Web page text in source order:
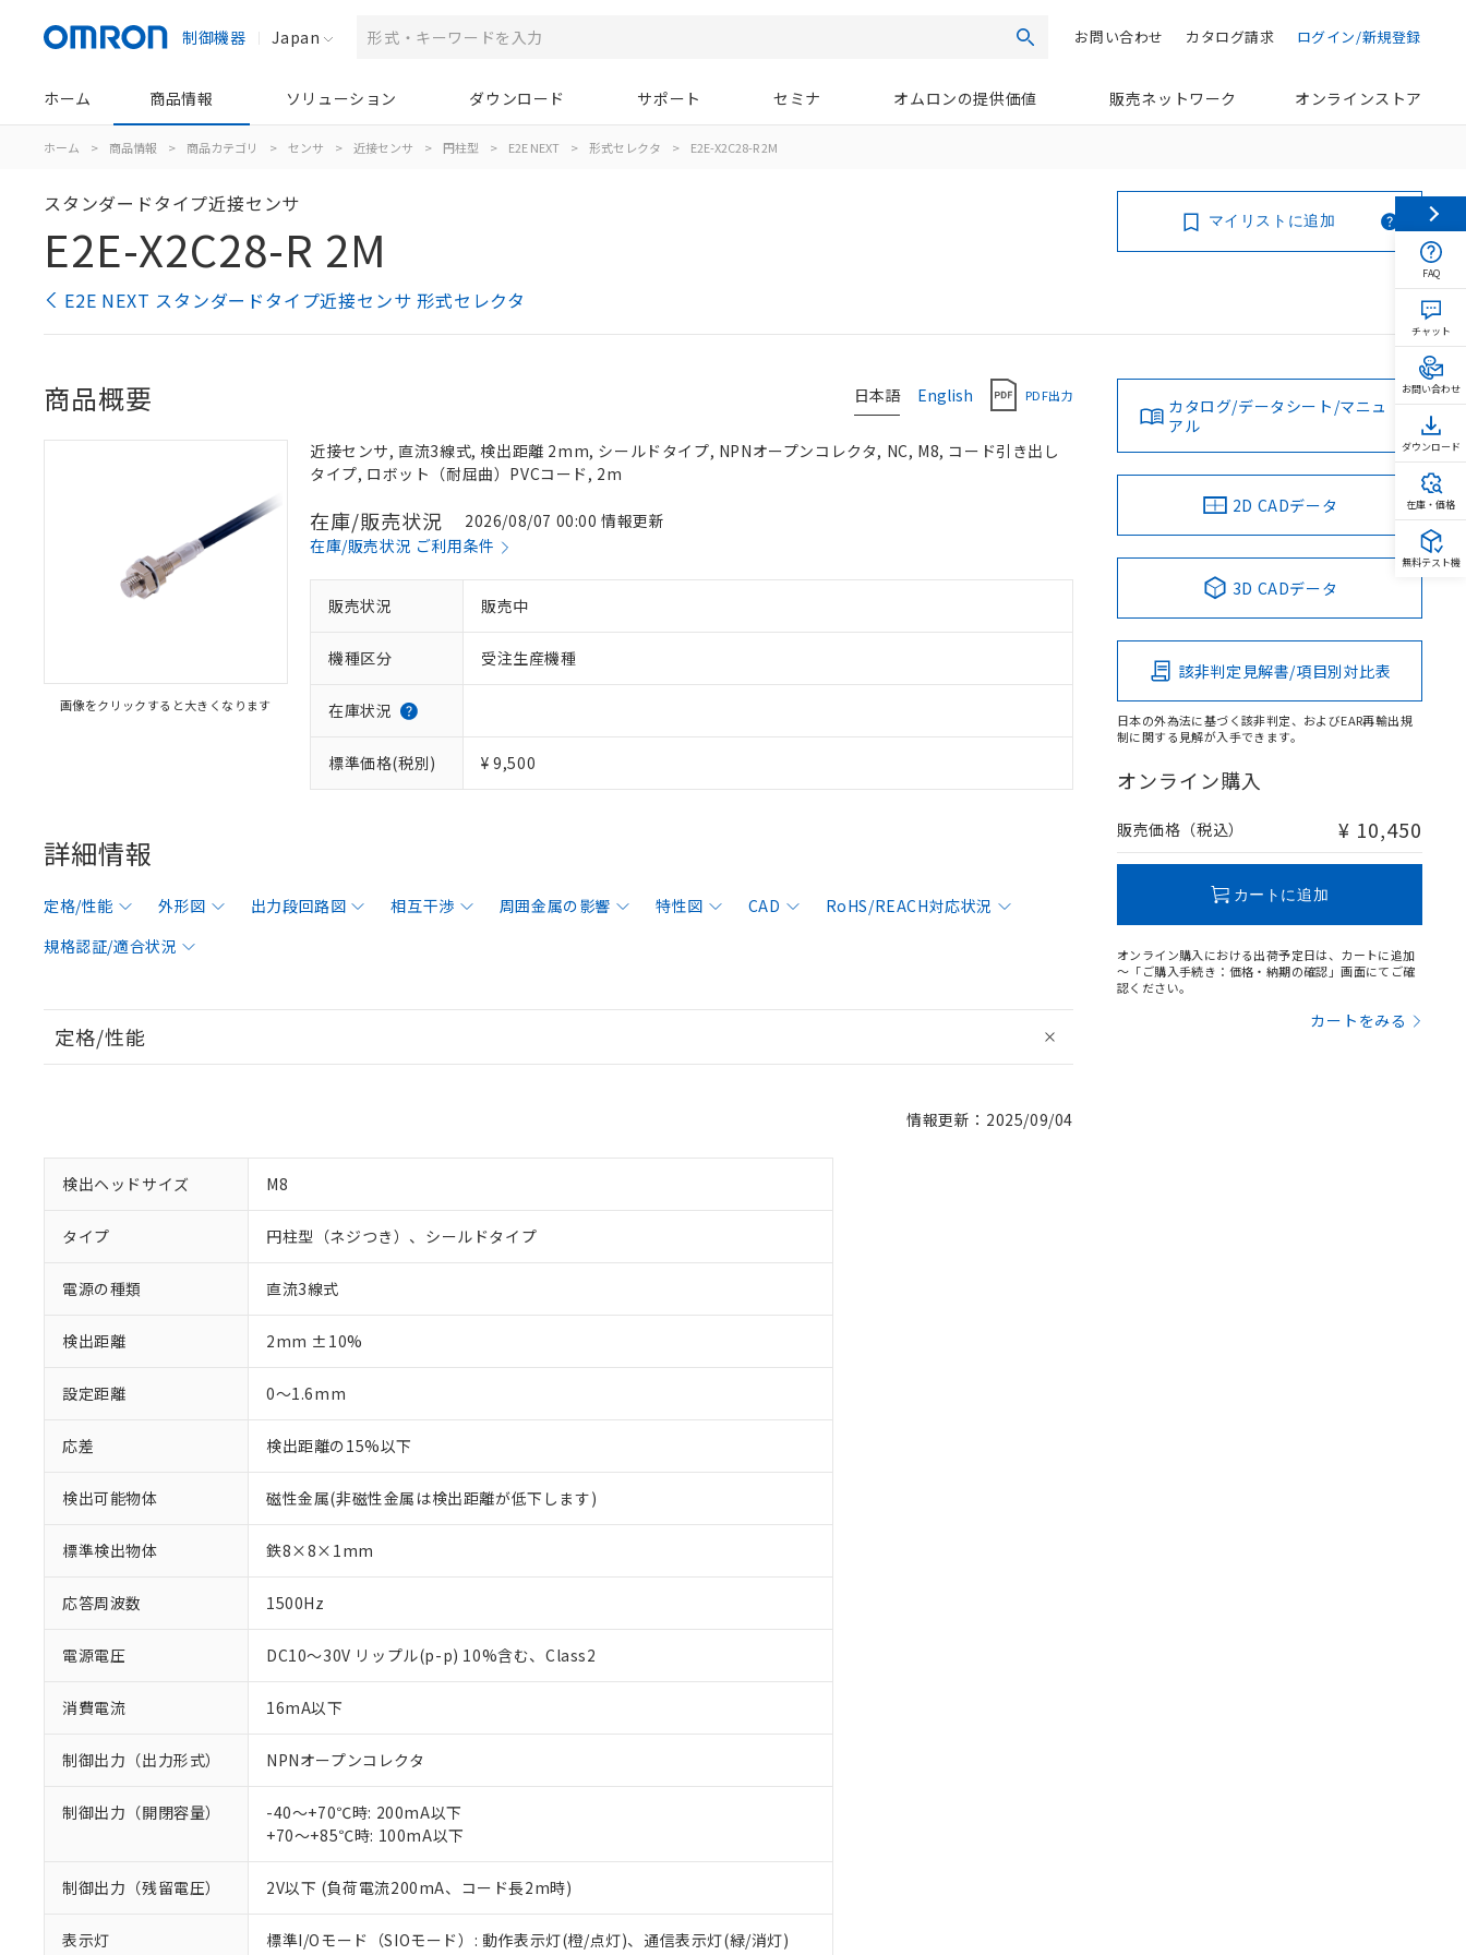
制御機器 Japan 検索 ログイン/新規登録
カタログ請求
お問い合わせ
ホーム 商品情報 ソリューション ダウンロード サポート セミナ オムロンの提供価値 販売ネットワーク オンラインストア
ホーム > 商品情報 > 商品カテゴリ > センサ > 近接センサ > 円柱型 > E2E NEXT > 形式セレクタ > E2E-X2C28-R 2M
スタンダードタイプ近接センサ
E2E-X2C28-R 2M
E2E NEXT スタンダードタイプ近接センサ 形式セレクタ
マイリストに追加
日本語 English PDF出力
商品概要
画像をクリックすると大きくなります
近接センサ, 直流3線式, 検出距離 2mm, シールドタイプ, NPNオープンコレクタ, NC, M8, コード引き出し
タイプ, ロボット（耐屈曲）PVCコード, 2m
在庫/販売状況
2026/08/07 00:00 情報更新
在庫/販売状況 ご利用条件
販売状況 販売中
機種区分 受注生産機種
在庫状況
標準価格(税別) ¥ 9,500
詳細情報
定格/性能 外形図 出力段回路図 相互干渉 周囲金属の影響 特性図 CAD
RoHS/REACH対応状況
規格認証/適合状況
定格/性能
情報更新：2025/09/04
検出ヘッドサイズ M8
タイプ 円柱型（ネジつき）、シールドタイプ
電源の種類 直流3線式
検出距離 2mm ±10%
設定距離 0～1.6mm
応差 検出距離の15%以下
検出可能物体 磁性金属(非磁性金属は検出距離が低下します)
標準検出物体 鉄8×8×1mm
応答周波数 1500Hz
電源電圧 DC10～30V リップル(p-p) 10%含む、Class2
消費電流 16mA以下
制御出力（出力形式） NPNオープンコレクタ
制御出力（開閉容量）
-40～+70℃時: 200mA以下
+70～+85℃時: 100mA以下
制御出力（残留電圧） 2V以下 (負荷電流200mA、コード長2m時)
表示灯 標準I/Oモード（SIOモード）: 動作表示灯(橙/点灯)、通信表示灯(緑/消灯)
カタログ/データシート/マニュ
アル
2D CADデータ
3D CADデータ
該非判定見解書/項目別対比表
日本の外為法に基づく該非判定、およびEAR再輸出規
制に関する見解が入手できます。
オンライン購入
販売価格（税込） ¥ 10,450
カートに追加
オンライン購入における出荷予定日は、カートに追加
～「ご購入手続き：価格・納期の確認」画面にてご確
認ください。
カートをみる
※1 対応状況
対応済み：EU RoHS指令（10物質）の非含有に対応した製品が提供可能な商品です。
FAQ
チャット
お問い合わせ
ダウンロード
在庫・価格
無料テスト機